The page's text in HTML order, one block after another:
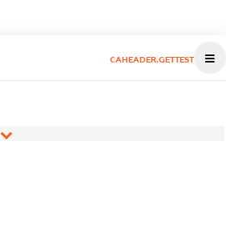
CAHEADER.GETTEST